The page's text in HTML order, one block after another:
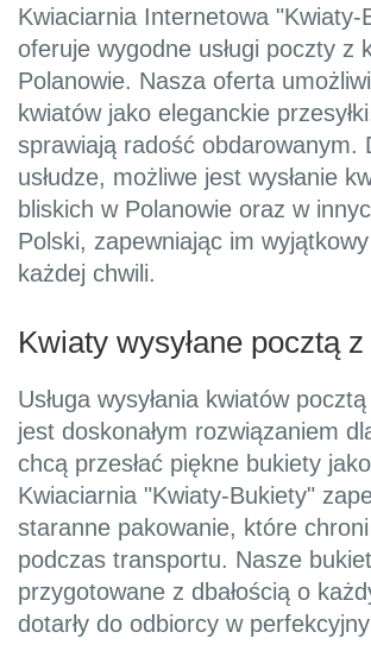
Kwiaciarnia Internetowa "Kwiaty-
oferuje wygodne usługi poczty z
Polanowie. Nasza oferta
kwiatów jako eleganckie
sprawiają radość obdarowanym.
usłudze, możliwe jest wysłanie
bliskich w Polanowie oraz w
Polski, zapewniając im
każdej chwili.
Kwiaty wysyłane pocztą
Usługa wysyłania kwiatów
jest doskonałym rozwiązaniem
chcą przesłać piękne bukiety
Kwiaciarnia "Kwiaty-Bukiety"
staranne pakowanie, które
podczas transportu. Nasze
przygotowane z dbałością o
dotarły do odbiorcy w